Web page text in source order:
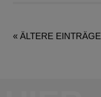
« ÄLTERE EINTRÄGE